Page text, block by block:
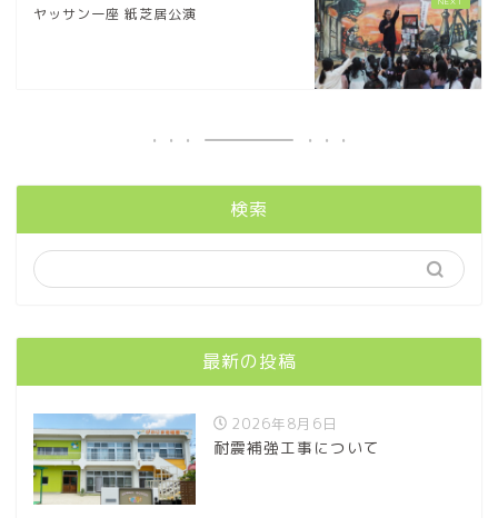
ヤッサン一座 紙芝居公演
検索
最新の投稿
2026年8月6日
耐震補強工事について